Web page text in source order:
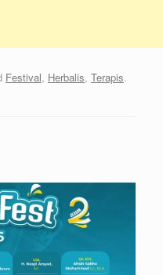
Festival, Herbalis, Terapis.